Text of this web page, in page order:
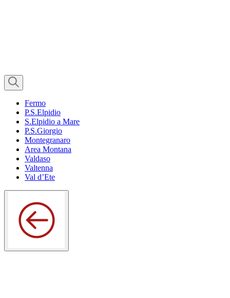
Fermo
P.S.Elpidio
S.Elpidio a Mare
P.S.Giorgio
Montegranaro
Area Montana
Valdaso
Valtenna
Val d’Ete